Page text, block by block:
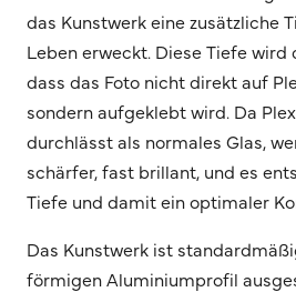
das Kunstwerk eine zusätzliche
Leben erweckt. Diese Tiefe
dass das Foto nicht direkt auf
sondern aufgeklebt wird. Da
durchlässt als normales Glas,
schärfer, fast brillant, und es
Tiefe und damit ein optimaler
Das Kunstwerk ist
förmigen Aluminiumprofil